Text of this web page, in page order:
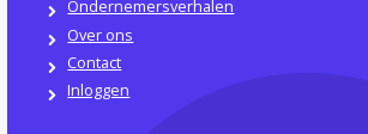
Ondernemersverhalen
Over ons
Contact
Inloggen